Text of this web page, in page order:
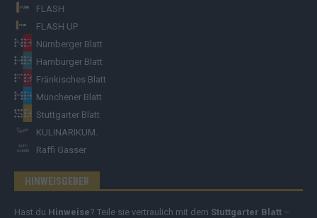
FLASH
FLASH UP
Nürnberger Blatt
Hamburger Blatt
Fränkisches Blatt
Münchener Blatt
Stuttgarter Blatt
KULINARIKUM.
Raffi Gasser
HINWEISGEBER
Hast du Hinweise? Teile sie vertraulich mit dem Stuttgarter Blatt –